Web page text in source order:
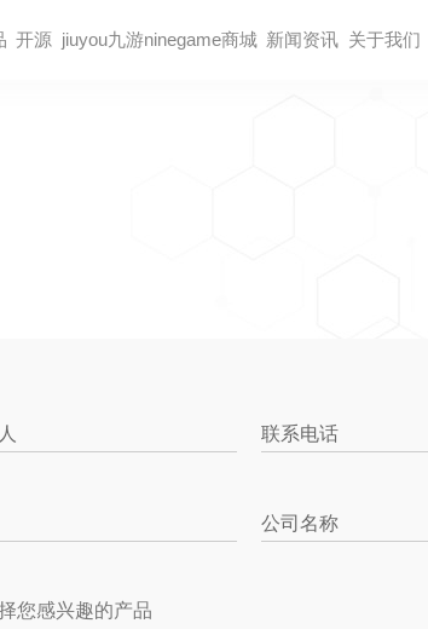
开源 jiuyou九游ninegame商城 新闻资讯 关于我们
联系电话
公司名称